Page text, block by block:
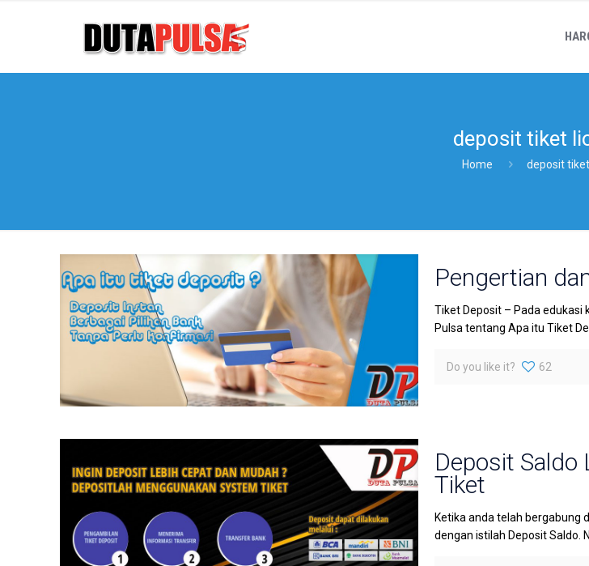
deposit tiket
Home deposit
Pengertian
Tiket Deposit – Pada edukasi
Pulsa tentang Apa itu Tiket
Do you like it? 62
Deposit Saldo
Tiket
Ketika anda telah bergabung
dengan istilah Deposit Saldo.